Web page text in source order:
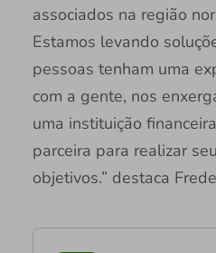
associados na região
Estamos levando
pessoas tenham uma
com a gente, nos
uma instituição
parceira para realizar
objetivos.” destaca